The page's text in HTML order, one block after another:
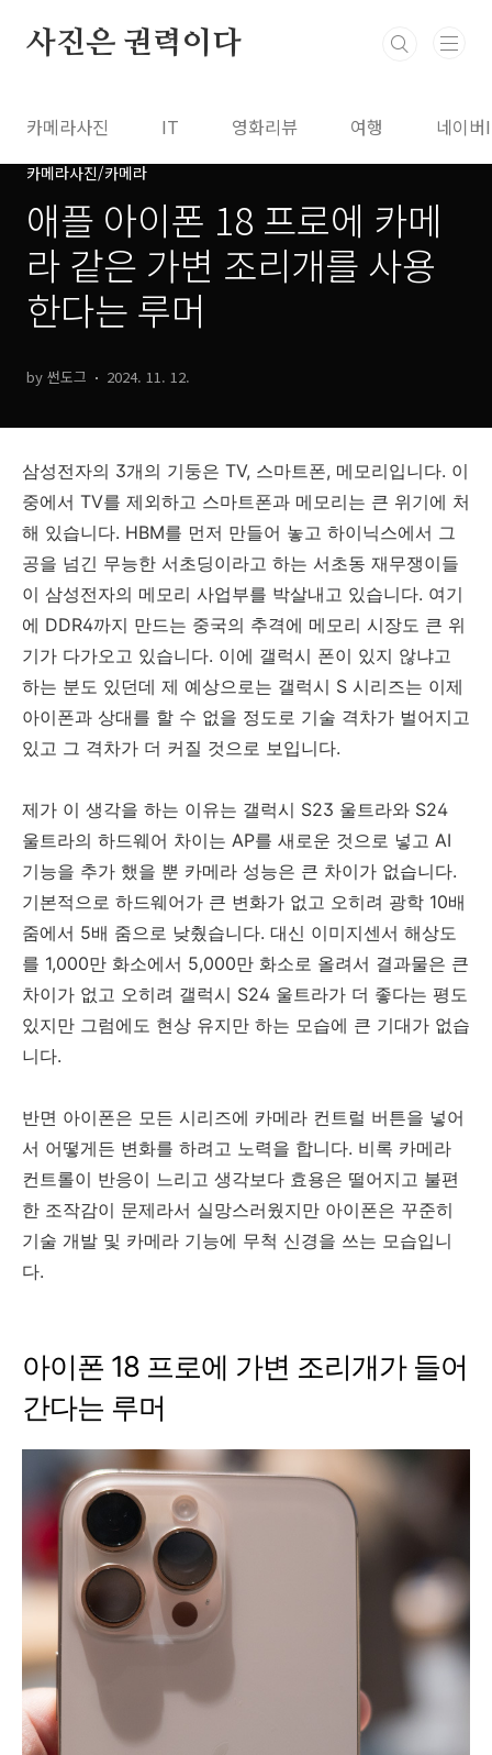
사진은 권력이다
카메라사진 IT 영화리뷰 여행 네이
카메라사진/카메라
애플 아이폰 18 프로에 카메
라 같은 가변 조리개를 사용
한다는 루머
by 썬도그 2024. 11. 12.
삼성전자의 3개의 기둥은 TV, 스마트폰, 메모리입니다. 이
중에서 TV를 제외하고 스마트폰과 메모리는 큰 위기에 처
해 있습니다. HBM를 먼저 만들어 놓고 하이닉스에서 그
공을 넘긴 무능한 서초딩이라고 하는 서초동 재무쟁이들
이 삼성전자의 메모리 사업부를 박살내고 있습니다. 여기
에 DDR4까지 만드는 중국의 추격에 메모리 시장도 큰 위
기가 다가오고 있습니다. 이에 갤럭시 폰이 있지 않냐고
하는 분도 있던데 제 예상으로는 갤럭시 S 시리즈는 이제
아이폰과 상대를 할 수 없을 정도로 기술 격차가 벌어지고
있고 그 격차가 더 커질 것으로 보입니다.
제가 이 생각을 하는 이유는 갤럭시 S23 울트라와 S24
울트라의 하드웨어 차이는 AP를 새로운 것으로 넣고 AI
기능을 추가 했을 뿐 카메라 성능은 큰 차이가 없습니다.
기본적으로 하드웨어가 큰 변화가 없고 오히려 광학 10배
줌에서 5배 줌으로 낮췄습니다. 대신 이미지센서 해상도
를 1,000만 화소에서 5,000만 화소로 올려서 결과물은 큰
차이가 없고 오히려 갤럭시 S24 울트라가 더 좋다는 평도
있지만 그럼에도 현상 유지만 하는 모습에 큰 기대가 없습
니다.
반면 아이폰은 모든 시리즈에 카메라 컨트럴 버튼을 넣어
서 어떻게든 변화를 하려고 노력을 합니다. 비록 카메라
컨트롤이 반응이 느리고 생각보다 효용은 떨어지고 불편
한 조작감이 문제라서 실망스러웠지만 아이폰은 꾸준히
기술 개발 및 카메라 기능에 무척 신경을 쓰는 모습입니
다.
아이폰 18 프로에 가변 조리개가 들어
간다는 루머